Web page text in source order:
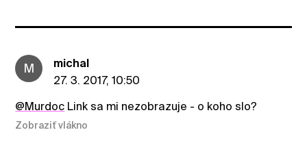
M
michal
27. 3. 2017, 10:50
@Murdoc Link sa mi nezobrazuje - o koho slo?
Zobraziť vlákno